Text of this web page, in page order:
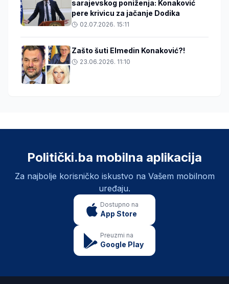
sarajevskog poniženja: Konaković
pere krivicu za jačanje Dodika
02.07.2026. 15:11
Zašto šuti Elmedin Konaković?!
23.06.2026. 11:10
Politički.ba mobilna aplikacija
Za najbolje korisničko iskustvo na Vašem mobilnom
uređaju.
Dostupno na
App Store
Preuzmi na
Google Play